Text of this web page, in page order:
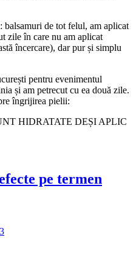
balsamuri de tot felul, am aplicat
zile în care nu am aplicat
încercare), dar pur și simplu
pentru evenimentul
și am petrecut cu ea două zile.
îngrijirea pielii:
HIDRATATE DEȘI APLIC
pe termen